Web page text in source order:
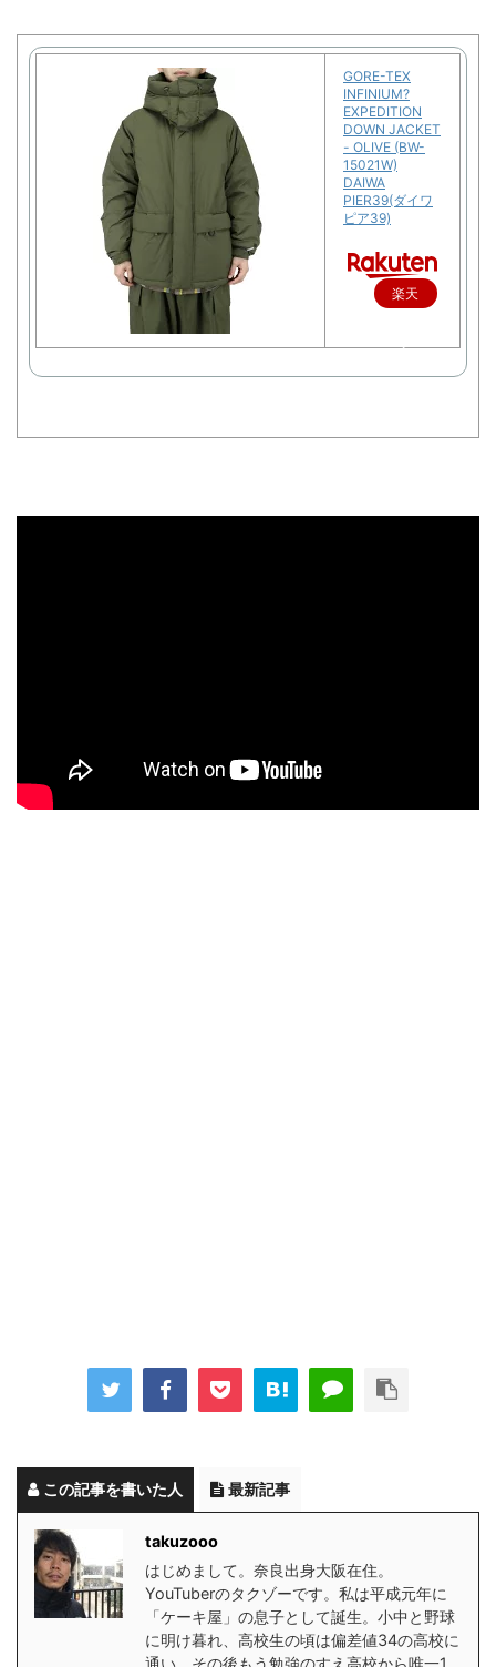
GORE-TEX
INFINIUM?
EXPEDITION
DOWN JACKET
- OLIVE (BW-
15021W)
DAIWA
PIER39(ダイワ
ピア39)
楽天
入
この記事を書いた人 最新記事
takuzooo
はじめまして。奈良出身大阪在住。
YouTuberのタクゾーです。私は平成元年に
「ケーキ屋」の息子として誕生。小中と野球
に明け暮れ、高校生の頃は偏差値34の高校に
通い、その後もう勉強のすえ高校から唯一1